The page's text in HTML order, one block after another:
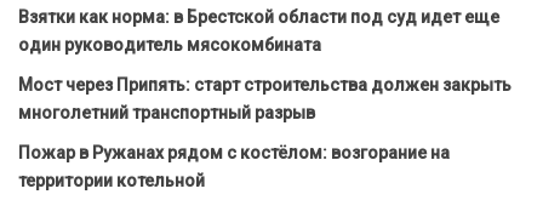
Взятки как норма: в Брестской области под суд идет еще
один руководитель мясокомбината
Мост через Припять: старт строительства должен закрыть
многолетний транспортный разрыв
Пожар в Ружанах рядом с костёлом: возгорание на
территории котельной